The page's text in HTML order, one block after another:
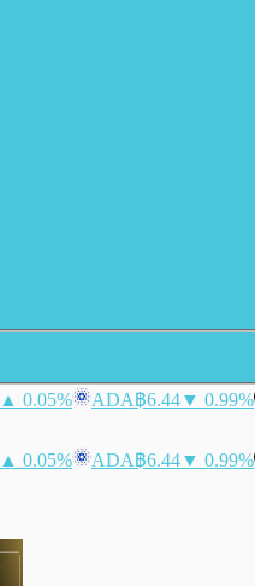
▲ 0.05% ADA฿6.44▼ 0.99%
▲ 0.05% ADA฿6.44▼ 0.99%